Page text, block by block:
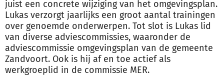
juist een concrete wijziging van het omgevingsplan.
Lukas verzorgt jaarlijks een groot aantal trainingen
over genoemde onderwerpen. Tot slot is Lukas lid
van diverse adviescommissies, waaronder de
adviescommissie omgevingsplan van de gemeente
Zandvoort. Ook is hij af en toe actief als
werkgroeplid in de commissie MER.